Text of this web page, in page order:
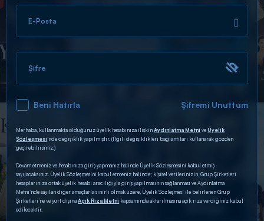
ARAMA SONUÇLARI
DİĞER SONUÇLAR
E-Posta
Şifre
Beni Hatırla Şifremi Unuttum
Merhaba, kullanmakta olduğunuz üyelik hesabınıza ilişkinAydınlatma Metni veÜyelik
Sözleşmesi’nde değişiklik yapılmıştır. (İlgili değişiklikleri bağlantıları kullanarak gözden
geçirebilirsiniz.)
Devam etmeniz ve hesabınıza giriş yapmanız halinde Üyelik Sözleşmesini kabul etmiş
sayılacaksınız. Üyelik Sözleşmesini kabul etmeniz halinde; kişisel verilerinizin, Grup Şirketleri
hesaplarınıza ortak üyelik hesabı aracılığıyla giriş yapılmasının sağlanması ve Aydınlatma
Metni’nde sayılan diğer amaçlarla sınırlı olmak üzere, Üyelik Sözleşmesi ile belirlenen Grup
Şirketleri’ne ve yurt dışınaAçık Rıza Metni kapsamında aktarılmasına açık rıza verdiğiniz kabul
edilecektir.